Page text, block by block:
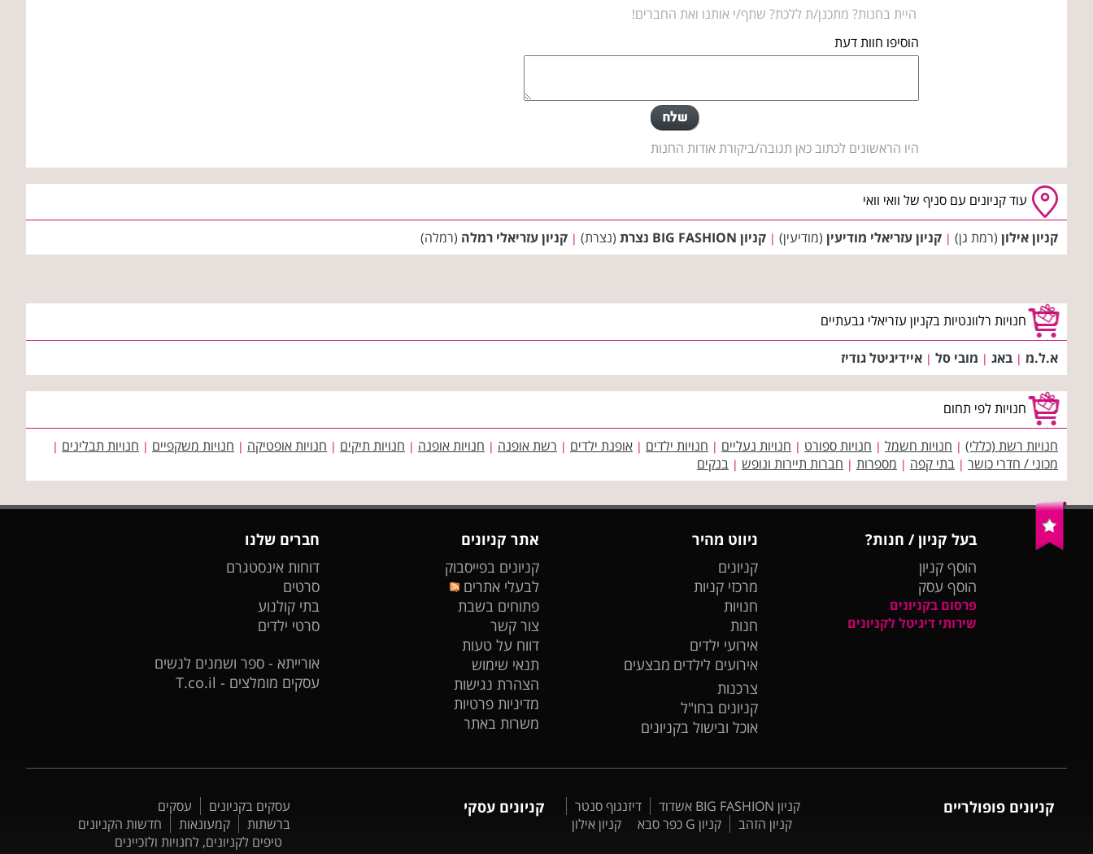
היית בחנות? מתכנן/ת ללכת? שתף/י אותנו ואת החברים!
הוסיפו חוות דעת
היו הראשונים לכתוב כאן תגובה/ביקורת אודות החנות
עוד קניונים עם סניף של וואי וואי
קניון אילון (רמת גן) | קניון עזריאלי מודיעין (מודיעין) | קניון BIG FASHION נצרת (נצרת) | קניון עזריאלי רמלה (רמלה)
חנויות רלוונטיות בקניון עזריאלי גבעתיים
א.ל.מ | באג | מובי סל | איידיגיטל גודיז
חנויות לפי תחום
חנויות רשת (כללי) | חנויות חשמל | חנויות ספורט | חנויות נעליים | חנויות ילדים | אופנת ילדים | רשת אופנה | חנויות אופנה | חנויות תיקים | חנויות אופטיקה | חנויות משקפיים | חנויות תבלינים |
מכוני / חדרי כושר | בתי קפה | מספרות | חברות תיירות ונופש | בנקים
בעל קניון / חנות?
הוסף קניון
הוסף עסק
פרסום בקניונים
שירותי דיגיטל לקניונים
ניווט מהיר
קניונים
מרכזי קניות
חנויות
חנות
אירועי ילדים
אירועים לילדים מבצעים
צרכנות
קניונים בחו"ל
אוכל ובישול בקניונים
אתר קניונים
קניונים בפייסבוק
לבעלי אתרים
פתוחים בשבת
צור קשר
דווח על טעות
תנאי שימוש
הצהרת נגישות
מדיניות פרטיות
משרות באתר
חברים שלנו
דוחות אינסטגרם
סרטים
בתי קולנוע
סרטי ילדים
אורייתא - ספר ושמנים לנשים
עסקים מומלצים - T.co.il
קניונים פופולריים קניון BIG FASHION אשדוד
דיזנגוף סנטר
קניון הזהב
קניון G כפר סבא קניון אילון
קניונים עסקי עסקים בקניונים
עסקים
ברשתות
קמעונאות
חדשות הקניונים
טיפים לקניונים, לחנויות ולזכיינים